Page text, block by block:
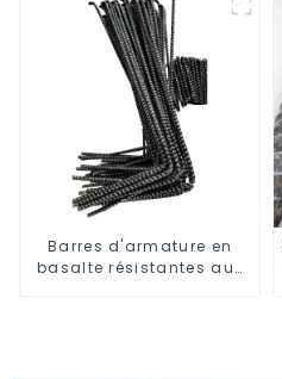
Barres d'armature en
basalte résistantes aux